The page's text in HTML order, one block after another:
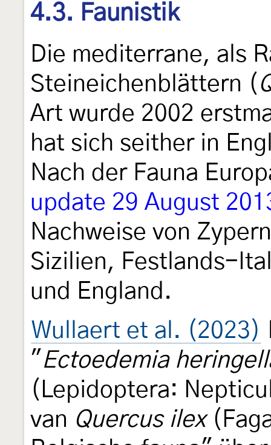
4.3. Faunistik
Die mediterrane, als
Steineichenblättern (
Art wurde 2002
hat sich seither in
Nach der Fauna
update 29 August
Nachweise von
Sizilien, Festlands-
und England.
Wullaert et al. (2023)
" Ectoedemia
(Lepidoptera:
van Quercus ilex